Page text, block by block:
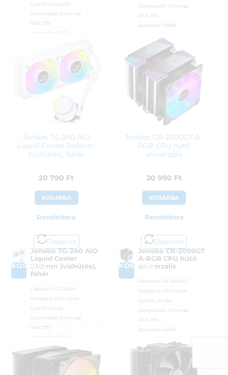
Gyártó: DeepCool
Garanciaidő:
24 hónap
ÁFA:
27%
Azonosító:
45215
Garanciaidő:
24 hónap
ÁFA:
27%
Azonosító: 53895
20 590Ft
Jonsbo TG-240 AiO
Liquid Cooler 240mm
(vízhűtés), fehér
20 790 Ft
KOSÁRBA
Rendelésre
Összevet
KOSÁRBA
Jonsbo TG-240 AiO
Liquid Cooler
240mm (vízhűtés),
fehér
Cikkszám:
TG-240W
Kategória: CPU hűtők
Gyártó:
Jonsbo
Garanciaidő:
24 hónap
ÁFA:
27%
Azonosító: 55668
20 790Ft
Jonsbo CR-2000GT A-
RGB CPU hűtő
univerzális
20 990 Ft
KOSÁRBA
Rendelésre
Összevet
KOSÁRBA
Jonsbo CR-2000GT
A-RGB CPU hűtő
univerzális
Cikkszám: CR-2000GT
Kategória: CPU hűtők
Gyártó:
Jonsbo
Garanciaidő:
24 hónap
ÁFA:
27%
Azonosító: 42614
20 990Ft